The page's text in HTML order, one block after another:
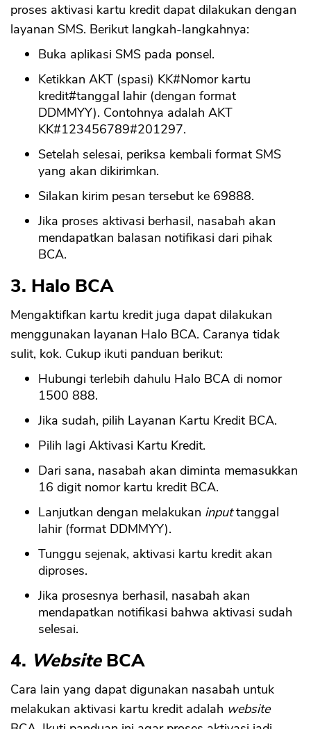
proses aktivasi kartu kredit dapat dilakukan dengan
layanan SMS. Berikut langkah-langkahnya:
Buka aplikasi SMS pada ponsel.
Ketikkan AKT (spasi) KK#Nomor kartu
kredit#tanggal lahir (dengan format
DDMMYY). Contohnya adalah AKT
KK#123456789#201297.
Setelah selesai, periksa kembali format SMS
yang akan dikirimkan.
Silakan kirim pesan tersebut ke 69888.
Jika proses aktivasi berhasil, nasabah akan
mendapatkan balasan notifikasi dari pihak
BCA.
3. Halo BCA
Mengaktifkan kartu kredit juga dapat dilakukan
menggunakan layanan Halo BCA. Caranya tidak
sulit, kok. Cukup ikuti panduan berikut:
Hubungi terlebih dahulu Halo BCA di nomor
1500 888.
Jika sudah, pilih Layanan Kartu Kredit BCA.
Pilih lagi Aktivasi Kartu Kredit.
Dari sana, nasabah akan diminta memasukkan
16 digit nomor kartu kredit BCA.
Lanjutkan dengan melakukan inputtanggal
lahir (format DDMMYY).
Tunggu sejenak, aktivasi kartu kredit akan
diproses.
Jika prosesnya berhasil, nasabah akan
mendapatkan notifikasi bahwa aktivasi sudah
selesai.
4. WebsiteBCA
Cara lain yang dapat digunakan nasabah untuk
melakukan aktivasi kartu kredit adalah website